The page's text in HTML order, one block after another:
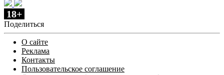
18+
Поделиться
О сайте
Реклама
Контакты
Пользовательское соглашение